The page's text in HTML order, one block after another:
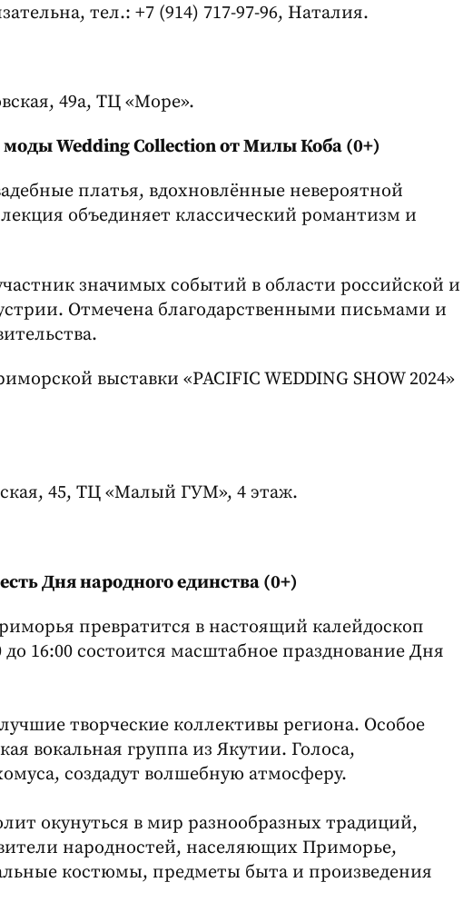
тел.: +7 (914) 717-97-96, Наталия.
49а, ТЦ «Море».
Wedding Collection от Милы Коба (0+)
платья, вдохновлённые невероятной
объединяет классический романтизм и
значимых событий в области российской и
Отмечена благодарственными письмами и
выставки «PACIFIC WEDDING SHOW 2024»
45, ТЦ «Малый ГУМ», 4 этаж.
Дня народного единства (0+)
превратится в настоящий калейдоскоп
16:00 состоится масштабное празднование Дня
творческие коллективы региона. Особое
вокальная группа из Якутии. Голоса,
создадут волшебную атмосферу.
окунуться в мир разнообразных традиций,
народностей, населяющих Приморье,
костюмы, предметы быта и произведения